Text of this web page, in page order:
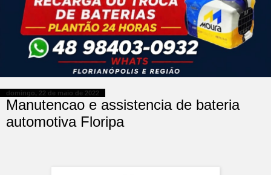
domingo, 22 de maio de 2022
Manutencao e assistencia de bateria
automotiva Floripa